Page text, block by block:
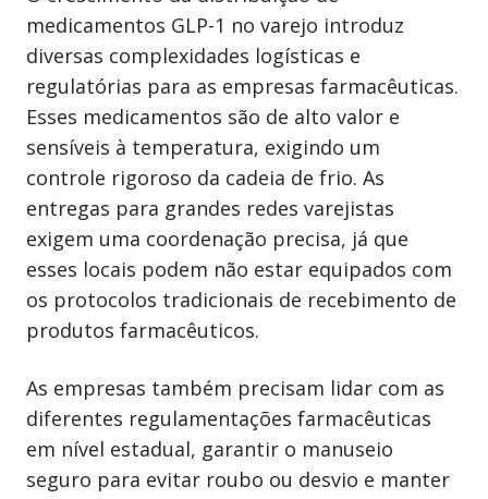
medicamentos GLP-1 no varejo introduz
diversas complexidades logísticas e
regulatórias para as empresas farmacêuticas.
Esses medicamentos são de alto valor e
sensíveis à temperatura, exigindo um
controle rigoroso da cadeia de frio. As
entregas para grandes redes varejistas
exigem uma coordenação precisa, já que
esses locais podem não estar equipados com
os protocolos tradicionais de recebimento de
produtos farmacêuticos.
As empresas também precisam lidar com as
diferentes regulamentações farmacêuticas
em nível estadual, garantir o manuseio
seguro para evitar roubo ou desvio e manter